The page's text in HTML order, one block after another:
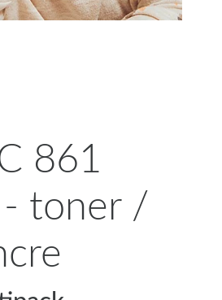
861
toner /